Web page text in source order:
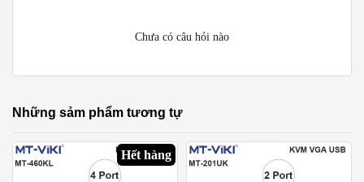
Chưa có câu hỏi nào
Những sảm phẩm tương tự
Hết hàng